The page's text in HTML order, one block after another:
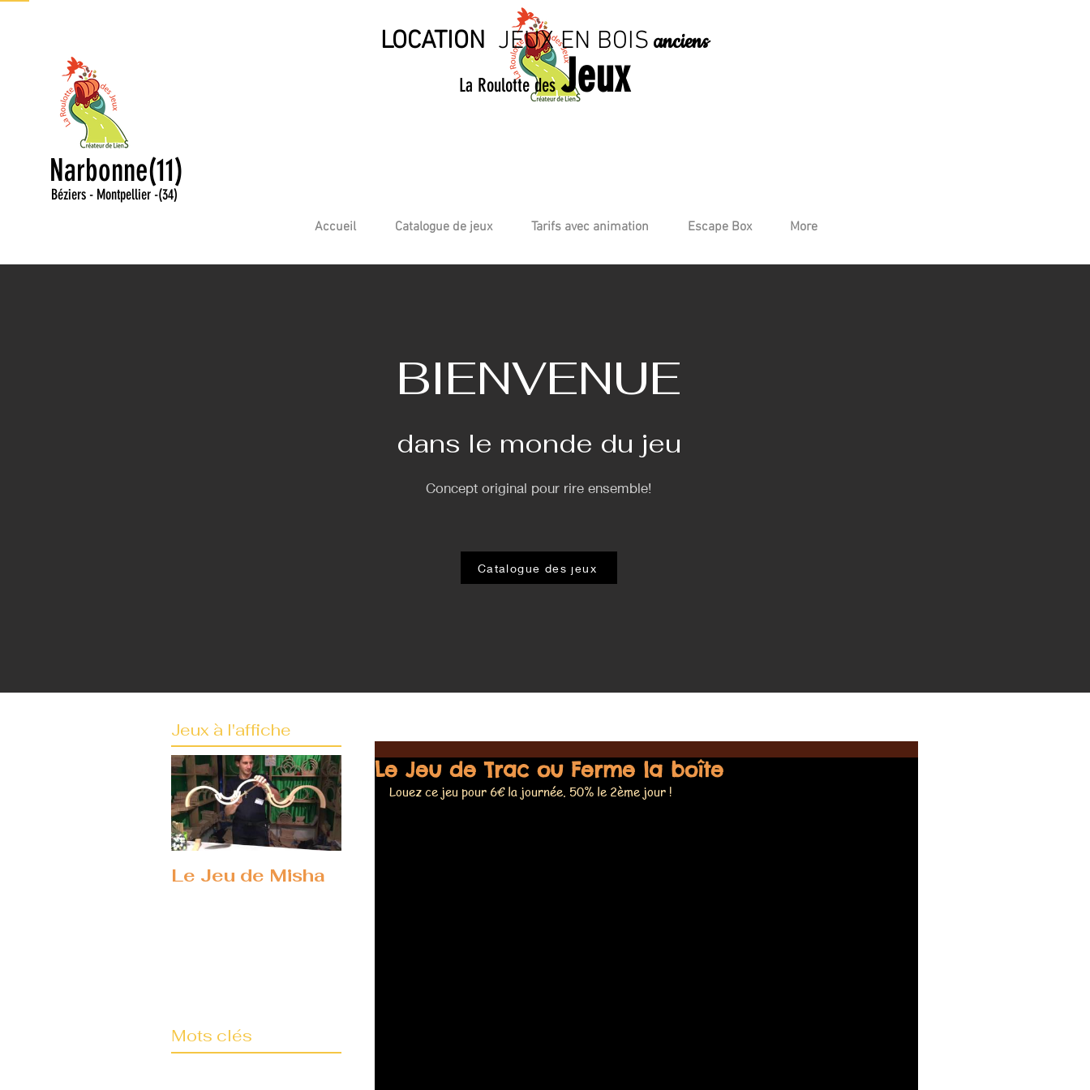
LOCATION JEUX EN BOIS anciens
La Roulotte des Jeux
Narbonne(11)
Béziers - Montpellier -(34)
Accueil Catalogue de jeux Tarifs avec animation Escape Box More
BIENVENUE
dans le monde du jeu
Concept original pour rire ensemble!
Catalogue des jeux
Jeux à l'affiche
Le Jeu de Misha
Mots clés
Le Jeu de Trac ou Ferme la boîte
Louez ce jeu pour 6€ la journée. 50% le 2ème jour !